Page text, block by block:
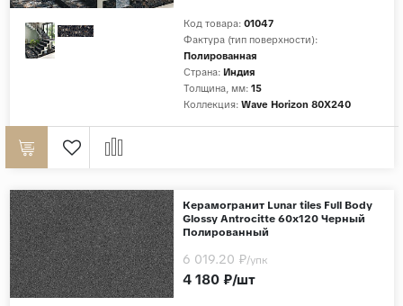
Код товара: 01047
Фактура (тип поверхности):
Полированная
Страна: Индия
Толщина, мм: 15
Коллекция: Wave Horizon 80X240
Керамогранит Lunar tiles Full Body
Glossy Antrocitte 60x120 Черный
Полированный
4 180 ₽/шт
6 019.20 ₽/упк